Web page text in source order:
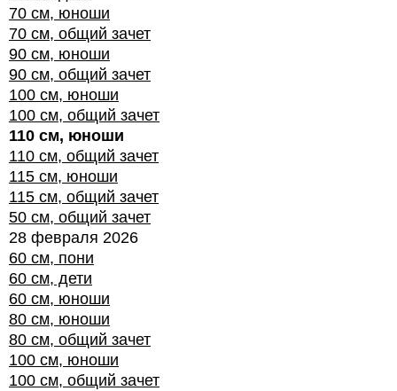
70 см, юноши
70 см, общий зачет
90 см, юноши
90 см, общий зачет
100 см, юноши
100 см, общий зачет
110 см, юноши
110 см, общий зачет
115 см, юноши
115 см, общий зачет
50 см, общий зачет
28 февраля 2026
60 см, пони
60 см, дети
60 см, юноши
80 см, юноши
80 см, общий зачет
100 см, юноши
100 см, общий зачет